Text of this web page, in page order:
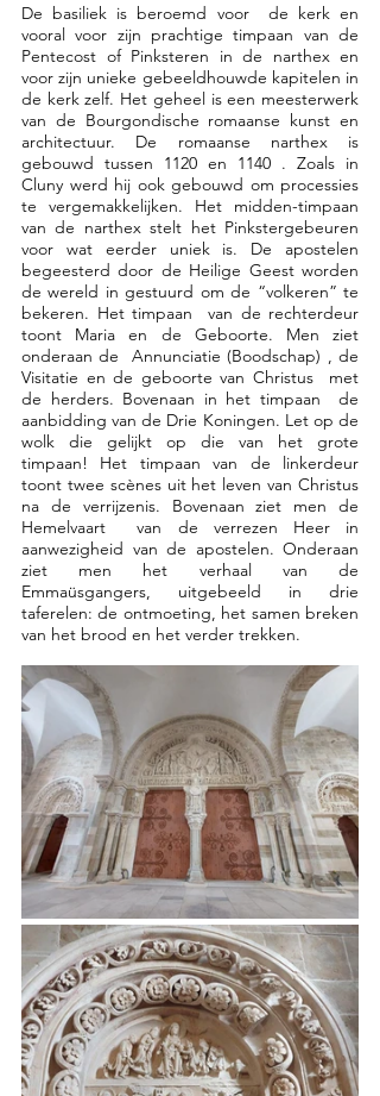
De basiliek is beroemd voor  de kerk en
vooral voor zijn prachtige timpaan van de
Pentecost of Pinksteren in de narthex en
voor zijn unieke gebeeldhouwde kapitelen in
de kerk zelf. Het geheel is een meesterwerk
van de Bourgondische romaanse kunst en
architectuur. De romaanse narthex is
gebouwd tussen 1120 en 1140 . Zoals in
Cluny werd hij ook gebouwd om processies
te vergemakkelijken. Het midden-timpaan
van de narthex stelt het Pinkstergebeuren
voor wat eerder uniek is. De apostelen
begeesterd door de Heilige Geest worden
de wereld in gestuurd om de “volkeren” te
bekeren. Het timpaan  van de rechterdeur
toont Maria en de Geboorte. Men ziet
onderaan de  Annunciatie (Boodschap) , de
Visitatie en de geboorte van Christus  met
de herders. Bovenaan in het timpaan  de
aanbidding van de Drie Koningen. Let op de
wolk die gelijkt op die van het grote
timpaan! Het timpaan van de linkerdeur
toont twee scènes uit het leven van Christus
na de verrijzenis. Bovenaan ziet men de
Hemelvaart  van de verrezen Heer in
aanwezigheid van de apostelen. Onderaan
ziet men het verhaal van de
Emmaüsgangers, uitgebeeld in drie
taferelen: de ontmoeting, het samen breken
van het brood en het verder trekken.